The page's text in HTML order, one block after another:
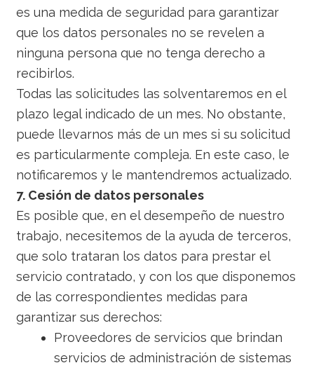
es una medida de seguridad para garantizar
que los datos personales no se revelen a
ninguna persona que no tenga derecho a
recibirlos.
Todas las solicitudes las solventaremos en el
plazo legal indicado de un mes. No obstante,
puede llevarnos más de un mes si su solicitud
es particularmente compleja. En este caso, le
notificaremos y le mantendremos actualizado.
7. Cesión de datos personales
Es posible que, en el desempeño de nuestro
trabajo, necesitemos de la ayuda de terceros,
que solo trataran los datos para prestar el
servicio contratado, y con los que disponemos
de las correspondientes medidas para
garantizar sus derechos:
Proveedores de servicios que brindan
servicios de administración de sistemas